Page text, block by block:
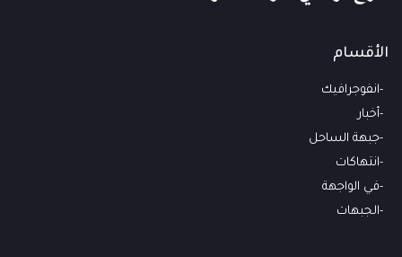
الأقسام
انفوجرافيك
أخبار
جبهة الساحل
انتهاكات
في الواجهة
الجبهات